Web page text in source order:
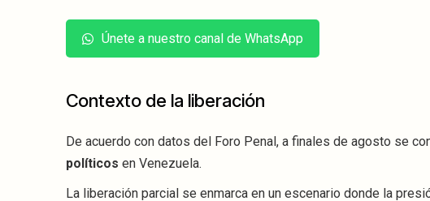
Únete a nuestro canal de WhatsApp
Contexto de la liberación
De acuerdo con datos del Foro Penal, a finales de agosto se
políticos en Venezuela.
La liberación parcial se enmarca en un escenario donde la